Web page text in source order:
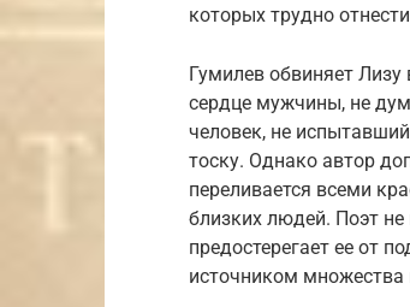
которых трудно
Гумилев обвиняет Лизу
сердце мужчины, не
человек, не
тоску. Однако автор
переливается всеми
близких людей. Поэт
предостерегает ее от
источником